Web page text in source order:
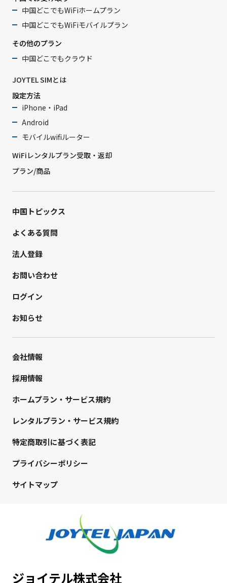
中国どこでもWiFiホームプラン
中国どこでもWiFiモバイルプラン
その他のプラン
中国どこでもクラウド
JOYTEL SIMとは
設定方法
iPhone・iPad
Android
モバイルwifiルーター
WiFiレンタルプラン受取・返却
プラン/商品
中国トピックス
よくある質問
法人登録
お問い合わせ
ログイン
お知らせ
会社情報
採用情報
ホームプラン・サービス規約
レンタルプラン・サービス規約
特定商取引に基づく表記
プライバシーポリシー
サイトマップ
ジョイテル株式会社